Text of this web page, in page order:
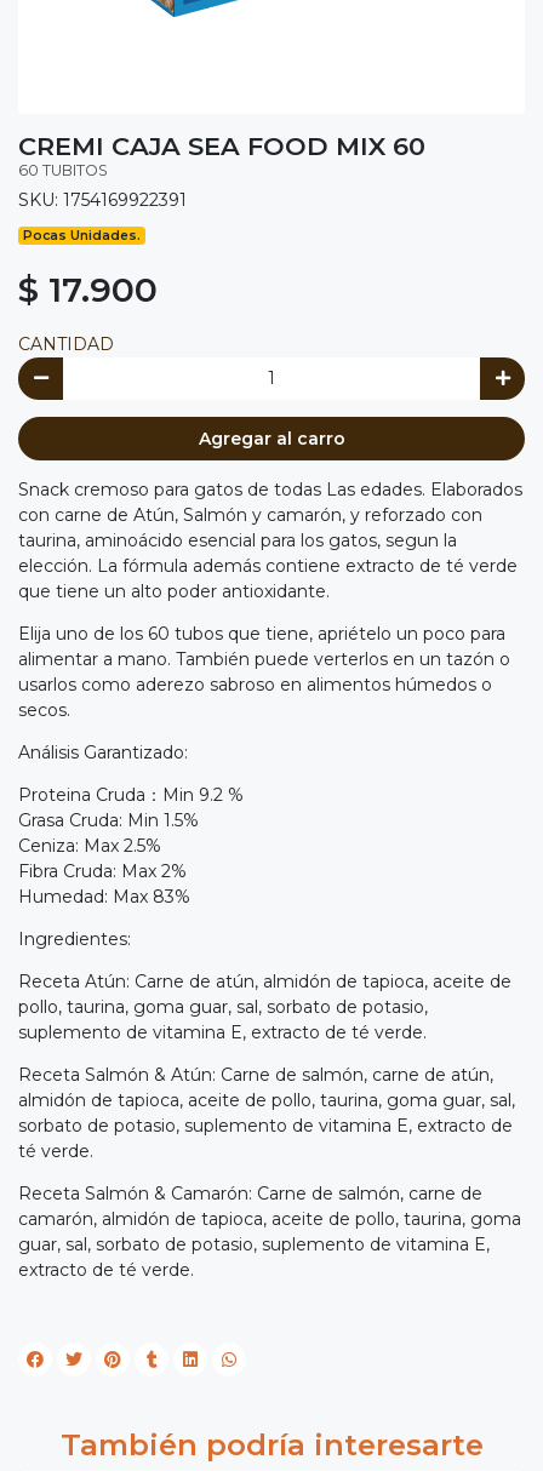
CREMI CAJA SEA FOOD MIX 60
60 TUBITOS
SKU: 1754169922391
Pocas Unidades.
$ 17.900
CANTIDAD
Agregar al carro
Snack cremoso para gatos de todas Las edades. Elaborados
con carne de Atún, Salmón y camarón, y reforzado con
taurina, aminoácido esencial para los gatos, segun la
elección. La fórmula además contiene extracto de té verde
que tiene un alto poder antioxidante.
Elija uno de los 60 tubos que tiene, apriételo un poco para
alimentar a mano. También puede verterlos en un tazón o
usarlos como aderezo sabroso en alimentos húmedos o
secos.
Análisis Garantizado:
Proteina Cruda：Min 9.2 %
Grasa Cruda: Min 1.5%
Ceniza: Max 2.5%
Fibra Cruda: Max 2%
Humedad: Max 83%
Ingredientes:
Receta Atún: Carne de atún, almidón de tapioca, aceite de
pollo, taurina, goma guar, sal, sorbato de potasio,
suplemento de vitamina E, extracto de té verde.
Receta Salmón & Atún: Carne de salmón, carne de atún,
almidón de tapioca, aceite de pollo, taurina, goma guar, sal,
sorbato de potasio, suplemento de vitamina E, extracto de
té verde.
Receta Salmón & Camarón: Carne de salmón, carne de
camarón, almidón de tapioca, aceite de pollo, taurina, goma
guar, sal, sorbato de potasio, suplemento de vitamina E,
extracto de té verde.
También podría interesarte